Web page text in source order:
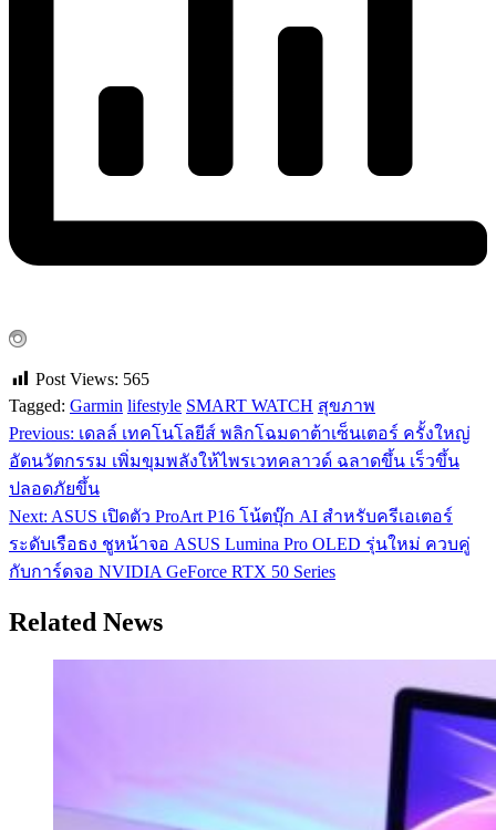
Post Views: 565
Tagged: Garmin lifestyle SMART WATCH สุขภาพ
แนะแนว
เรื่อง
Previous: เดลล์ เทคโนโลยีส์ พลิกโฉมดาต้าเซ็นเตอร์ ครั้งใหญ่
อัดนวัตกรรม เพิ่มขุมพลังให้ไพรเวทคลาวด์ ฉลาดขึ้น เร็วขึ้น
ปลอดภัยขึ้น
Next: ASUS เปิดตัว ProArt P16 โน้ตบุ๊ก AI สำหรับครีเอเตอร์
ระดับเรือธง ชูหน้าจอ ASUS Lumina Pro OLED รุ่นใหม่ ควบคู่
กับการ์ดจอ NVIDIA GeForce RTX 50 Series
Related News